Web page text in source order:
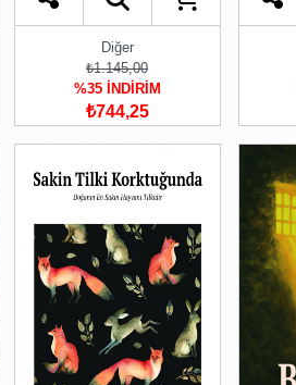
Diğer
₺1.145,00
%35 İNDİRİM
₺744,25